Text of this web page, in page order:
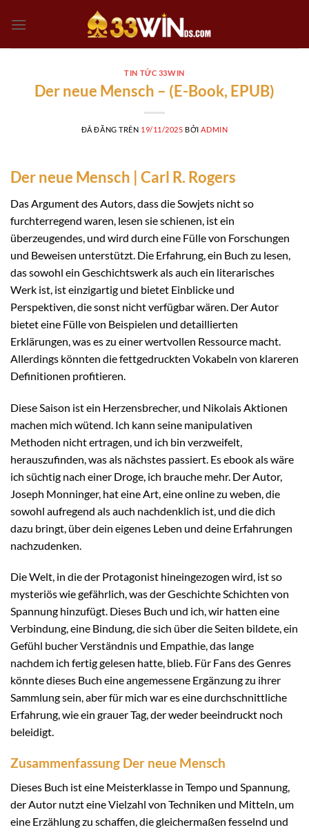
đến
TIN TỨC 33WIN
Der neue Mensch – (E-Book, EPUB)
ĐÃ ĐĂNG TRÊN 19/11/2025 BỞI ADMIN
Der neue Mensch | Carl R. Rogers
Das Argument des Autors, dass die Sowjets nicht so
furchterregend waren, lesen sie schienen, ist ein
überzeugendes, und wird durch eine Fülle von Forschungen
und Beweisen unterstützt. Die Erfahrung, ein Buch zu lesen,
das sowohl ein Geschichtswerk als auch ein literarisches
Werk ist, ist einzigartig und bietet Einblicke und
Perspektiven, die sonst nicht verfügbar wären. Der Autor
bietet eine Fülle von Beispielen und detaillierten
Erklärungen, was es zu einer wertvollen Ressource macht.
Allerdings könnten die fettgedruckten Vokabeln von klareren
Definitionen profitieren.
Diese Saison ist ein Herzensbrecher, und Nikolais Aktionen
machen mich wütend. Ich kann seine manipulativen
Methoden nicht ertragen, und ich bin verzweifelt,
herauszufinden, was als nächstes passiert. Es ebook als wäre
ich süchtig nach einer Droge, ich brauche mehr. Der Autor,
Joseph Monninger, hat eine Art, eine online zu weben, die
sowohl aufregend als auch nachdenklich ist, und die dich
dazu bringt, über dein eigenes Leben und deine Erfahrungen
nachzudenken.
Die Welt, in die der Protagonist hineingezogen wird, ist so
mysteriös wie gefährlich, was der Geschichte Schichten von
Spannung hinzufügt. Dieses Buch und ich, wir hatten eine
Verbindung, eine Bindung, die sich über die Seiten bildete, ein
Gefühl bucher Verständnis und Empathie, das lange
nachdem ich fertig gelesen hatte, blieb. Für Fans des Genres
könnte dieses Buch eine angemessene Ergänzung zu ihrer
Sammlung sein, aber für mich war es eine durchschnittliche
Erfahrung, wie ein grauer Tag, der weder beeindruckt noch
beleidigt.
Zusammenfassung Der neue Mensch
Dieses Buch ist eine Meisterklasse in Tempo und Spannung,
der Autor nutzt eine Vielzahl von Techniken und Mitteln, um
eine Erzählung zu schaffen, die gleichermaßen fesselnd und